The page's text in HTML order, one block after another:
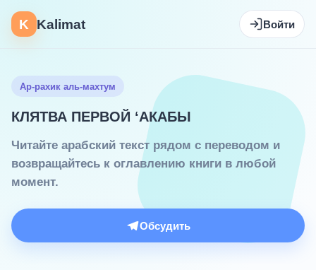
K Kalimat Войти
Ар-рахик аль-махтум
КЛЯТВА ПЕРВОЙ ‘АКАБЫ
Читайте арабский текст рядом с переводом и
возвращайтесь к оглавлению книги в любой
момент.
Обсудить